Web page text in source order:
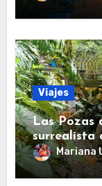
Viajes
Las Pozas
surrealista
estaciones
Mariana